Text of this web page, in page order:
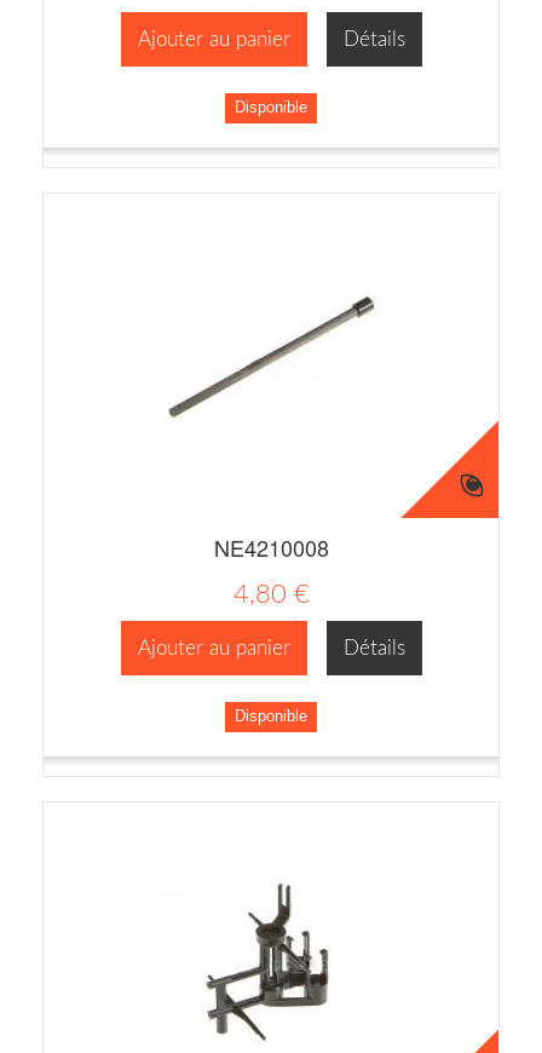
Ajouter au panier Détails
Disponible
NE4210008
4,80 €
Ajouter au panier Détails
Disponible